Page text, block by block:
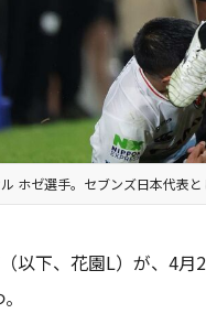
ホゼ選手。セブンズ日本代表
以下、花園L）が、4月